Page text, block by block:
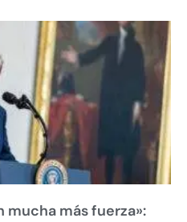
mucha más fuerza»: